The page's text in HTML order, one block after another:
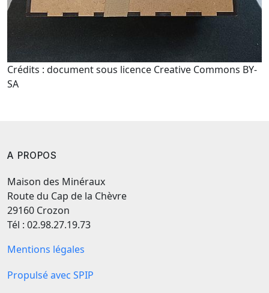
Crédits : document sous licence Creative Commons BY-
SA
A PROPOS
Maison des Minéraux
Route du Cap de la Chèvre
29160 Crozon
Tél : 02.98.27.19.73
Mentions légales
Propulsé avec SPIP